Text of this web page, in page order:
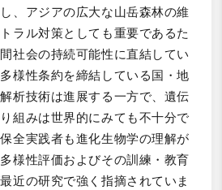
、アジアの広大な山岳森林の維
ラル対策としても重要であるた
社会の持続可能性に直結してい
様性条約を締結している国・地
析技術は進展する一方で、遺伝
組みは世界的にみても不十分で
全実践者も進化生物学の理解が
様性評価およびその訓練・教育
近の研究で強く指摘されていま